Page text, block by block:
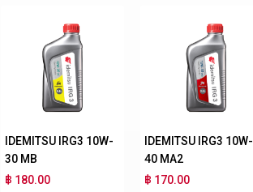
IDEMITSU IRG3 10W-
30 MB
฿ 180.00
IDEMITSU IRG3 10W-
40 MA2
฿ 170.00